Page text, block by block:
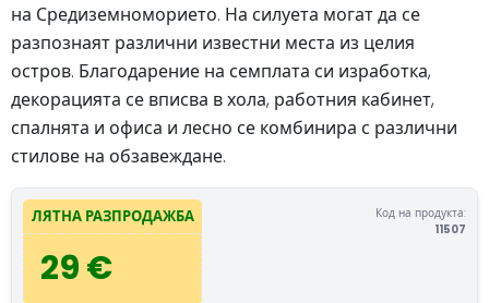
на Средиземноморието. На силуета могат да се
разпознаят различни известни места из целия
остров. Благодарение на семплата си изработка,
декорацията се вписва в хола, работния кабинет,
спалнята и офиса и лесно се комбинира с различни
стилове на обзавеждане.
ЛЯТНА РАЗПРОДАЖБА
29 €
Код на продукта:
11507